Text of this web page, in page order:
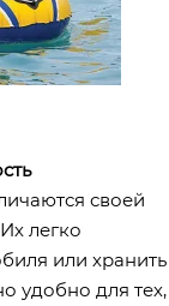
своей
легко
или хранить
удобно для тех,